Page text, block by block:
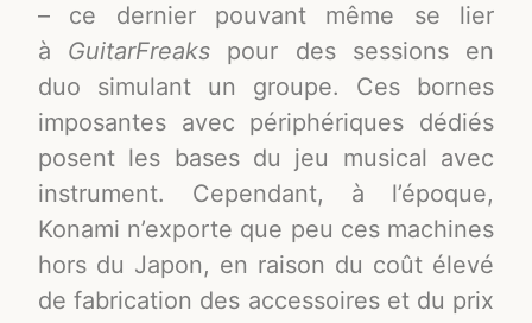
– ce dernier pouvant même se lier
à GuitarFreaks pour des sessions en
duo simulant un groupe. Ces bornes
imposantes avec périphériques dédiés
posent les bases du jeu musical avec
instrument. Cependant, à l’époque,
Konami n’exporte que peu ces machines
hors du Japon, en raison du coût élevé
de fabrication des accessoires et du prix